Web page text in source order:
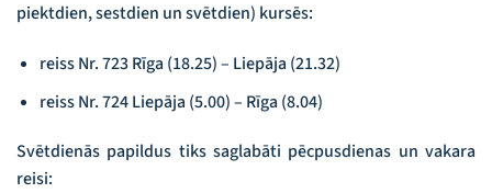
piektdien, sestdien un svētdien) kursēs:
reiss Nr. 723 Rīga (18.25) – Liepāja (21.32)
reiss Nr. 724 Liepāja (5.00) – Rīga (8.04)
Svētdienās papildus tiks saglabāti pēcpusdienas un vakara
reisi: